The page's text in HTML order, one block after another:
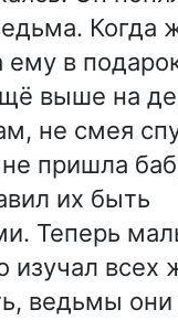
Когда
в
выше на
не смея
пришла
их быть
Теперь
изучал всех
ведьмы они